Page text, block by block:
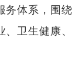
务体系，围绕
卫生健康、